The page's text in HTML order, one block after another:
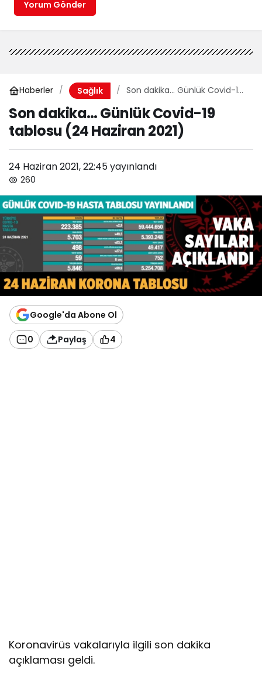
Yorum Gönder
Haberler Sağlık
Son dakika… Günlük Covid-19
Son dakika… Günlük Covid-19
tablosu (24 Haziran 2021)
24 Haziran 2021, 22:45yayınlandı
260
Google'da Abone Ol
0 Paylaş 4
Koronavirüs vakalarıyla ilgili son dakika
açıklaması geldi.